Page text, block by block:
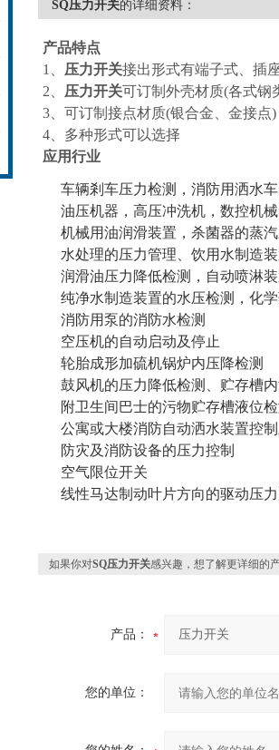
SQ压力开关的详细资料：
产品特点
1、 压力开关接出形式有端子式、插
2、 压力开关可订制外壳材质(各式钢
3、可订制接点材质(银合金、金接点)
4、多种形式可以选择
应用行业
车辆剎车压力检测，消防用洒水
油压机器，高压冲洗机，数控机
机械用油润滑装置，杀菌器的蒸
水处理的压力管理、饮用水制造
润滑油压力降低检测，自动喷淋
纯净水制造装置的水压检测，化
消防用泵的消防水检测
空压机的自动启动及停止
轮胎成形加硫机锅炉内压降检测
鼓风机的压力降低检测、贮存槽
附卫生间巴士的污物贮存槽液位检
公寓或大楼消防自动洒水装置控
防灾及消防设备的压力控制
空气限位开关
线性马达制动叶片方向的驱动压力
如果你对SQ压力开关感兴趣，想了解更详细的
产品：
您的单位：